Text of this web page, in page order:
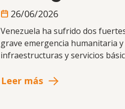
26/06/2026
Venezuela ha sufrido dos
grave emergencia humanitaria
infraestructuras y servicios
Leer más